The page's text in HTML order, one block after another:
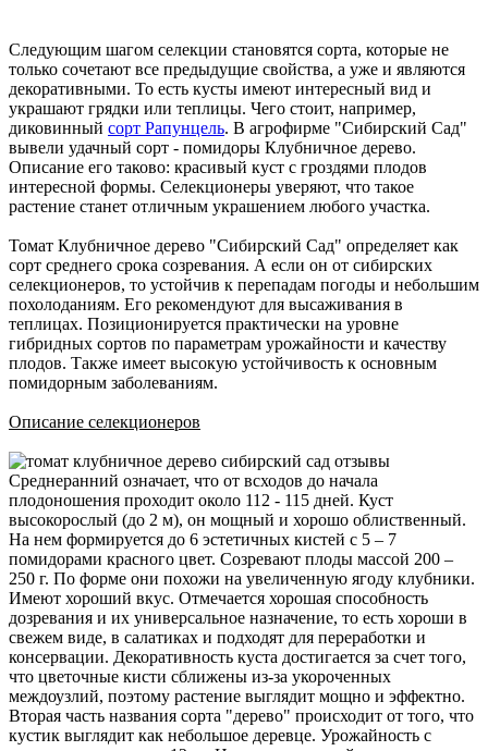
Следующим шагом селекции становятся сорта, которые не
только сочетают все предыдущие свойства, а уже и являются
декоративными. То есть кусты имеют интересный вид и
украшают грядки или теплицы. Чего стоит, например,
диковинный сорт Рапунцель. В агрофирме "Сибирский Сад"
вывели удачный сорт - помидоры Клубничное дерево.
Описание его таково: красивый куст с гроздями плодов
интересной формы. Селекционеры уверяют, что такое
растение станет отличным украшением любого участка.
Томат Клубничное дерево "Сибирский Сад" определяет как
сорт среднего срока созревания. А если он от сибирских
селекционеров, то устойчив к перепадам погоды и небольшим
похолоданиям. Его рекомендуют для высаживания в
теплицах. Позиционируется практически на уровне
гибридных сортов по параметрам урожайности и качеству
плодов. Также имеет высокую устойчивость к основным
помидорным заболеваниям.
Описание селекционеров
Среднеранний означает, что от всходов до начала
плодоношения проходит около 112 - 115 дней. Куст
высокорослый (до 2 м), он мощный и хорошо облиственный.
На нем формируется до 6 эстетичных кистей с 5 – 7
помидорами красного цвет. Созревают плоды массой 200 –
250 г. По форме они похожи на увеличенную ягоду клубники.
Имеют хороший вкус. Отмечается хорошая способность
дозревания и их универсальное назначение, то есть хороши в
свежем виде, в салатиках и подходят для переработки и
консервации. Декоративность куста достигается за счет того,
что цветочные кисти сближены из-за укороченных
междоузлий, поэтому растение выглядит мощно и эффектно.
Вторая часть названия сорта "дерево" происходит от того, что
кустик выглядит как небольшое деревце. Урожайность с